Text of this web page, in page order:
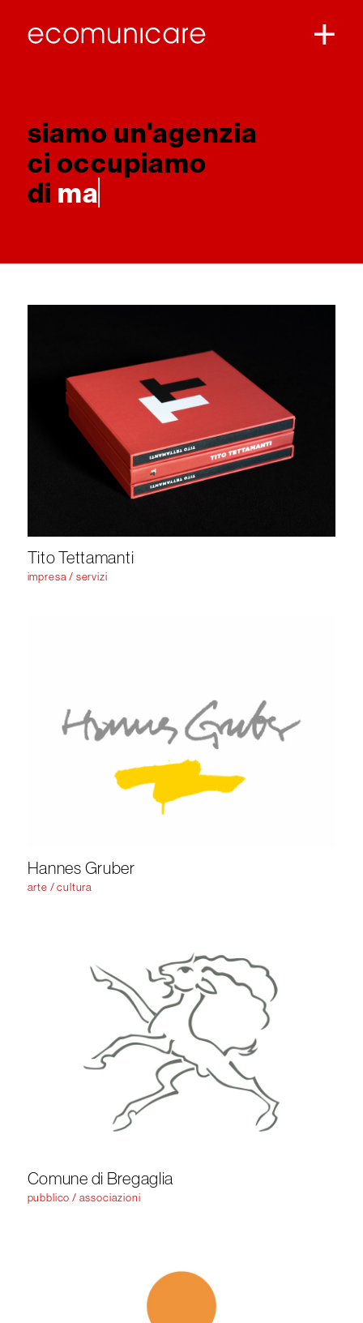
siamo un'agenzia
ci occupiamo
di marketing
Tito Tettamanti
impresa / servizi
Hannes Gruber
arte / cultura
Comune di Bregaglia
pubblico / associazioni